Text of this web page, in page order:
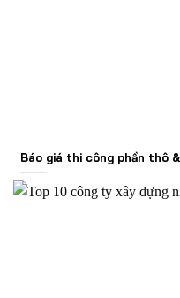
Báo giá thi công phần thô